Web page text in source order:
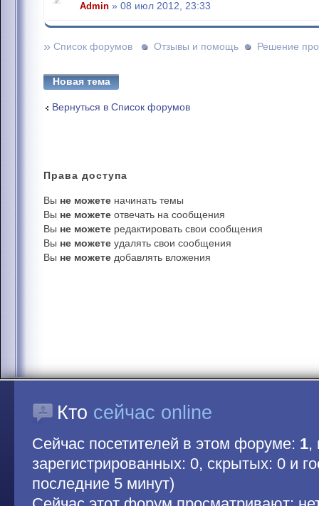
Admin » 08 июл 2012, 23:33
» Список форумов Отзывы и помощь Решение
Новая тема
Вернуться в Список форумов
Права доступа
Вы не можете начинать темы
Вы не можете отвечать на сообщения
Вы не можете редактировать свои сообщения
Вы не можете удалять свои сообщения
Вы не можете добавлять вложения
Кто сейчас online
Сейчас посетителей в этом форуме: 1,
зарегистрированных: 0, скрытых: 0 и
последние 5 минут)